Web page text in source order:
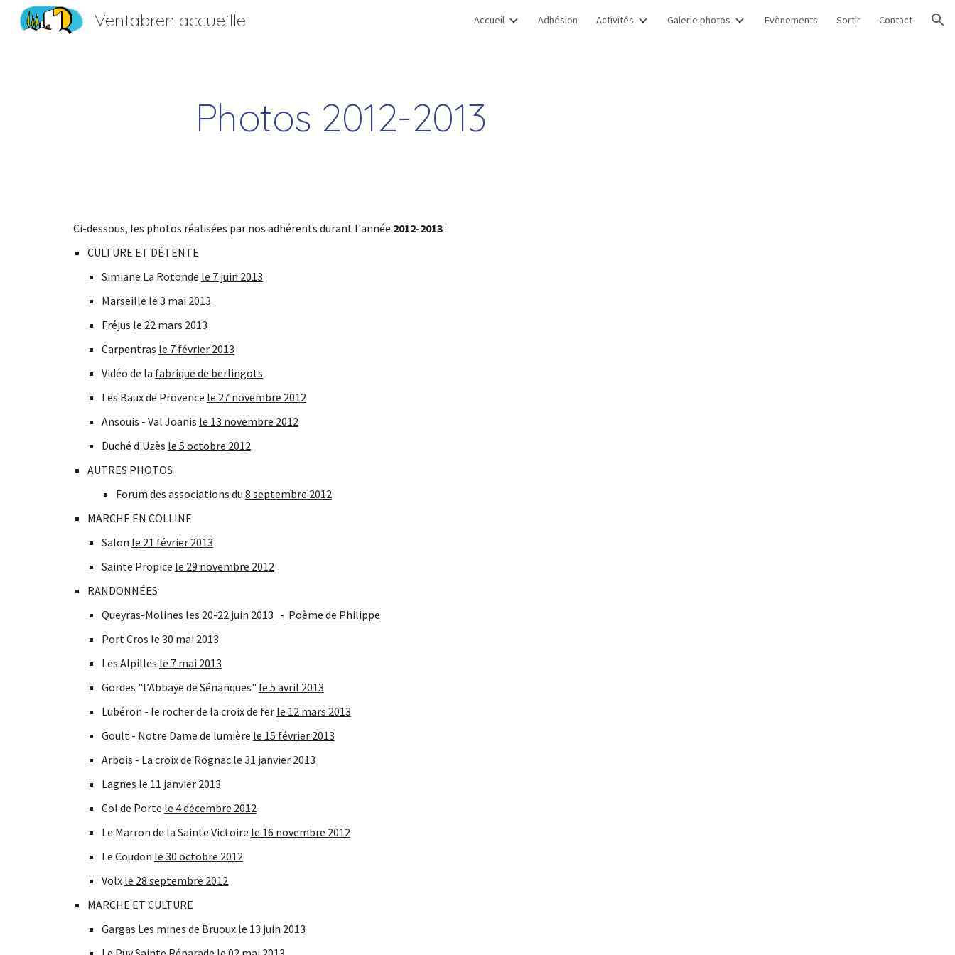
Skip to navigation
Ventabren accueille Accueil Adhésion Activités Galerie photos Evènements Sortir Contact
Photos 2012-2013
Ci-dessous, les photos réalisées par nos adhérents durant l'année 2012-2013 :
CULTURE ET DÉTENTE
Simiane La Rotonde le 7 juin 2013
Marseille le 3 mai 2013
Fréjus le 22 mars 2013
Carpentras le 7 février 2013
Vidéo de la fabrique de berlingots
Les Baux de Provence le 27 novembre 2012
Ansouis - Val Joanis le 13 novembre 2012
Duché d'Uzès le 5 octobre 2012
AUTRES PHOTOS
Forum des associations du 8 septembre 2012
MARCHE EN COLLINE
Salon le 21 février 2013
Sainte Propice le 29 novembre 2012
RANDONNÉES
Queyras-Molines les 20-22 juin 2013
   -
Poème de Philippe
Port Cros le 30 mai 2013
Les Alpilles le 7 mai 2013
Gordes "l’Abbaye de Sénanques" le 5 avril 2013
Lubéron - le rocher de la croix de fer le 12 mars 2013
Goult - Notre Dame de lumière le 15 février 2013
Arbois - La croix de Rognac le 31 janvier 2013
Lagnes le 11 janvier 2013
Col de Porte le 4 décembre 2012
Le Marron de la Sainte Victoire le 16 novembre 2012
Le Coudon le 30 octobre 2012
Volx le 28 septembre 2012
MARCHE ET CULTURE
Gargas Les mines de Bruoux le 13 juin 2013